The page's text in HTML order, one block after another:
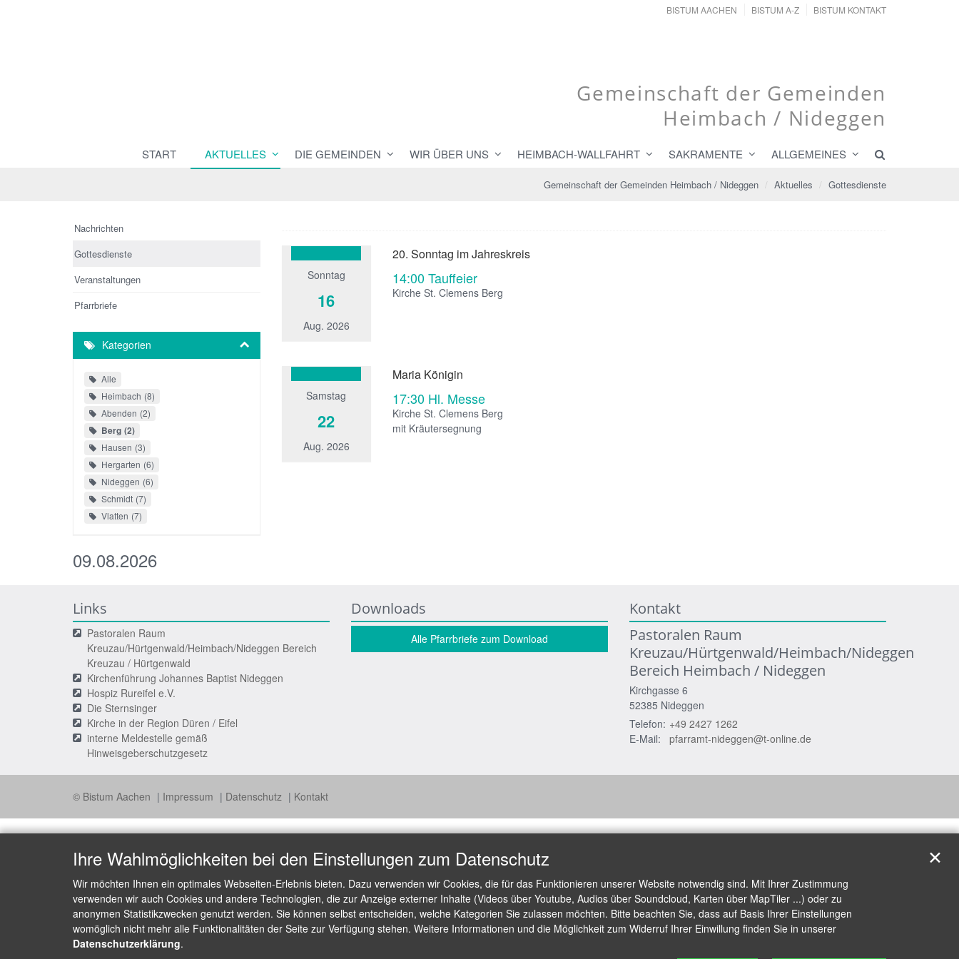
BISTUM AACHEN BISTUM A-Z BISTUM KONTAKT
Gemeinschaft der Gemeinden
Heimbach / Nideggen
START AKTUELLES DIE GEMEINDEN WIR ÜBER UNS HEIMBACH-WALLFAHRT SAKRAMENTE ALLGEMEINES
Gemeinschaft der Gemeinden Heimbach / Nideggen Aktuelles Gottesdienste
Sonntag
16
Aug. 2026
20. Sonntag im Jahreskreis
14:00 Tauffeier
Kirche St. Clemens Berg
Samstag
22
Aug. 2026
Maria Königin
17:30 Hl. Messe
Kirche St. Clemens Berg
mit Kräutersegnung
Nachrichten
Gottesdienste
Veranstaltungen
Pfarrbriefe
Kategorien
Alle
Heimbach 8
Abenden 2
Berg 2
Hausen 3
Hergarten 6
Nideggen 6
Schmidt 7
Vlatten 7
09.08.2026
Links
Pastoralen Raum
Kreuzau/Hürtgenwald/Heimbach/Nideggen Bereich
Kreuzau / Hürtgenwald
Kirchenführung Johannes Baptist Nideggen
Hospiz Rureifel e.V.
Die Sternsinger
Kirche in der Region Düren / Eifel
interne Meldestelle gemäß
Hinweisgeberschutzgesetz
Downloads
Alle Pfarrbriefe zum Download
Kontakt
Pastoralen Raum
Kreuzau/Hürtgenwald/Heimbach/Nideggen
Bereich Heimbach / Nideggen
Kirchgasse 6
52385 Nideggen
Telefon: +49 2427 1262
E-Mail:
pfarramt-nideggen@t-online.de
© Bistum Aachen Impressum Datenschutz Kontakt
Ihre Wahlmöglichkeiten bei den Einstellungen zum Datenschutz
Wir möchten Ihnen ein optimales Webseiten-Erlebnis bieten. Dazu verwenden wir Cookies, die für das Funktionieren unserer Website notwendig sind. Mit Ihrer Zustimmung
verwenden wir auch Cookies und andere Technologien, die zur Anzeige externer Inhalte (Videos über Youtube, Audios über Soundcloud, Karten über MapTiler ...) oder zu
anonymen Statistikzwecken genutzt werden. Sie können selbst entscheiden, welche Kategorien Sie zulassen möchten. Bitte beachten Sie, dass auf Basis Ihrer Einstellungen
womöglich nicht mehr alle Funktionalitäten der Seite zur Verfügung stehen. Weitere Informationen und die Möglichkeit zum Widerruf Ihrer Einwillung finden Sie in unserer
Datenschutzerklärung.
✕